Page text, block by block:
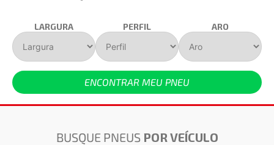
LARGURA PERFIL ARO
ENCONTRAR MEU PNEU
BUSQUE PNEUS POR VEÍCULO